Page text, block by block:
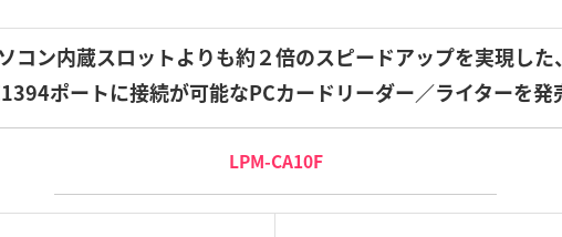
コン内蔵スロットよりも約２倍のスピードアップを実現した、
ポートに接続が可能なPCカードリーダー／ライターを発
LPM-CA10F